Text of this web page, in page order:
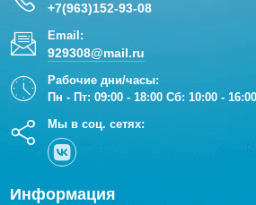
+7(963)152-93-08
Email:
929308@mail.ru
Рабочие дни/часы:
Пн - Пт: 09:00 - 18:00 Сб: 10:00 -
Мы в соц. сетях:
Информация